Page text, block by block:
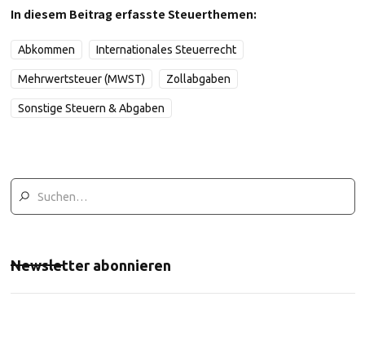
In diesem Beitrag erfasste Steuerthemen:
Abkommen Internationales Steuerrecht
Mehrwertsteuer (MWST) Zollabgaben
Sonstige Steuern & Abgaben
Newsletter abonnieren